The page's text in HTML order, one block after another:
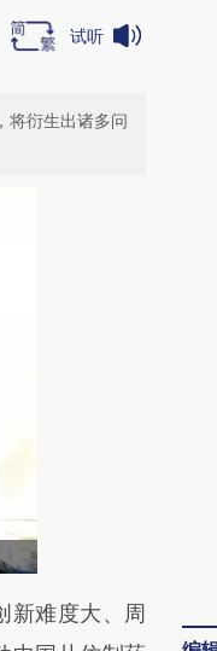
试听
将衍生出诸多问
本文由第三方
新难度大、周